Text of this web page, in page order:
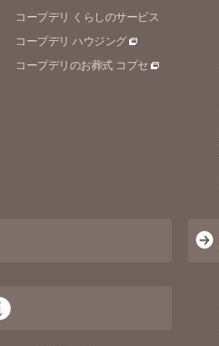
コープデリ くらしのサービス
コープデリ ハウジング
コープデリのお葬式 コプセ